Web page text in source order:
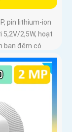
pin lithium-ion
2,5W, hoạt
ban đêm có
người bằng
lên đến 512GB